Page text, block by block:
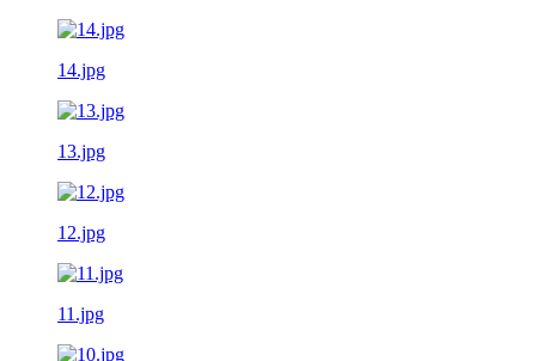
14.jpg
13.jpg
12.jpg
11.jpg